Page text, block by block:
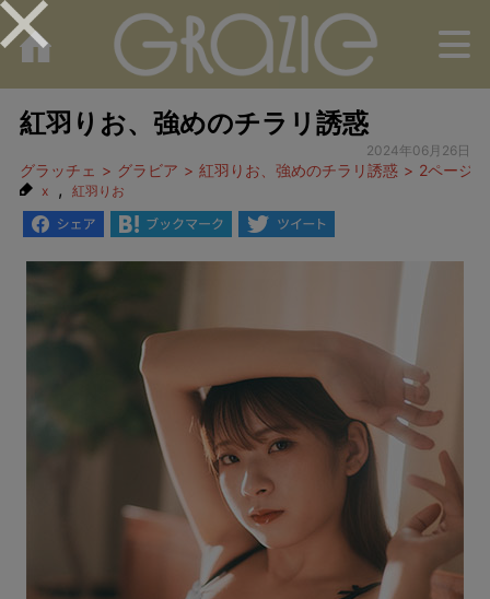
紅羽りお、強めのチラリ誘惑
2024年06月26日
グラッチェ グラビア 紅羽りお、強めのチラリ誘惑 2ページ目
x , 紅羽りお